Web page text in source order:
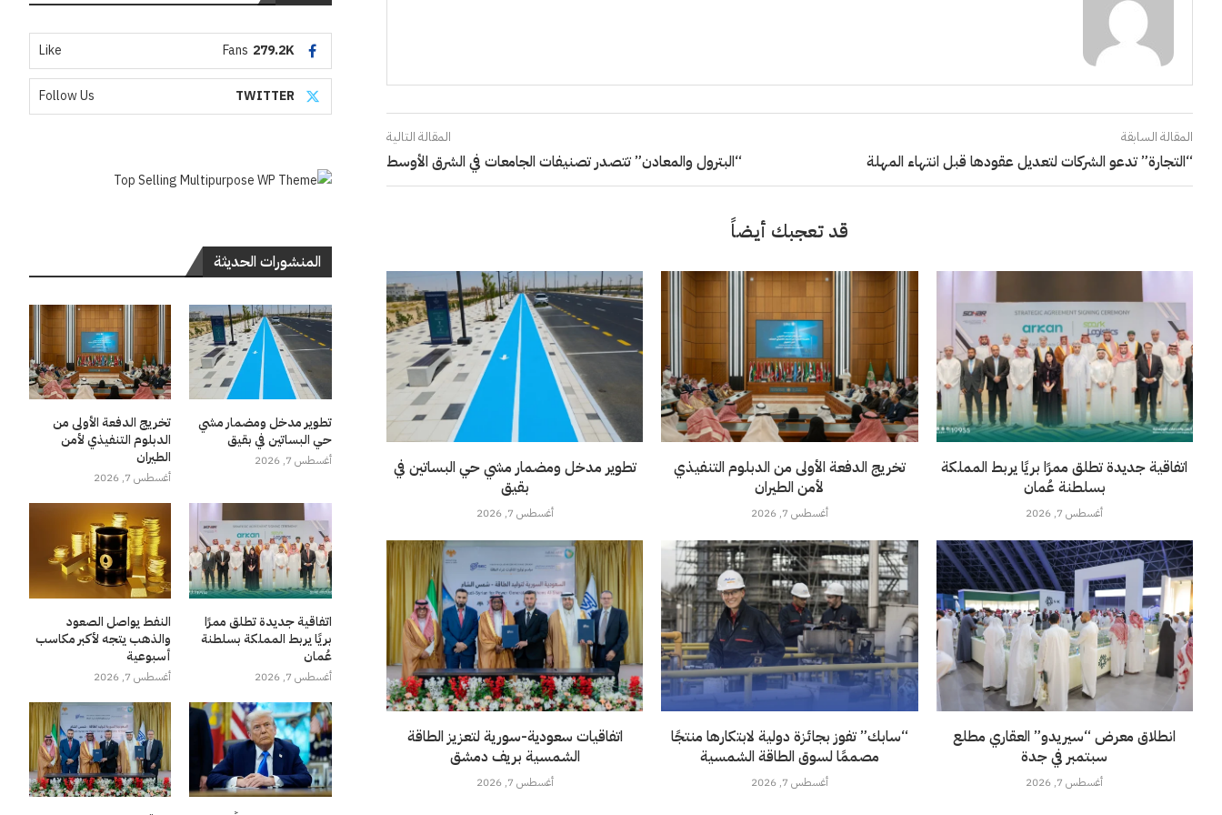
المقالة السابقة
“التجارة” تدعو الشركات لتعديل عقودها قبل انتهاء المهلة
المقالة التالية
“البترول والمعادن” تتصدر تصنيفات الجامعات في الشرق الأوسط
قد تعجبك أيضاً
تطوير مدخل ومضمار مشي حي البساتين في
بقيق
أغسطس 7, 2026
تخريج الدفعة الأولى من الدبلوم التنفيذي
لأمن الطيران
أغسطس 7, 2026
اتفاقية جديدة تطلق ممرًا بريًا يربط المملكة
بسلطنة عُمان
أغسطس 7, 2026
اتفاقيات سعودية-سورية لتعزيز الطاقة
الشمسية بريف دمشق
أغسطس 7, 2026
“سابك” تفوز بجائزة دولية لابتكارها منتجًا
مصممًا لسوق الطاقة الشمسية
أغسطس 7, 2026
انطلاق معرض “سيريدو” العقاري مطلع
سبتمبر في جدة
أغسطس 7, 2026
279.2K
Fans
Like
TWITTER
Follow Us
المنشورات الحديثة
تطوير مدخل ومضمار مشي
حي البساتين في بقيق
أغسطس 7, 2026
تخريج الدفعة الأولى من
الدبلوم التنفيذي لأمن
الطيران
أغسطس 7, 2026
اتفاقية جديدة تطلق ممرًا
بريًا يربط المملكة بسلطنة
عُمان
أغسطس 7, 2026
النفط يواصل الصعود
والذهب يتجه لأكبر مكاسب
أسبوعية
أغسطس 7, 2026